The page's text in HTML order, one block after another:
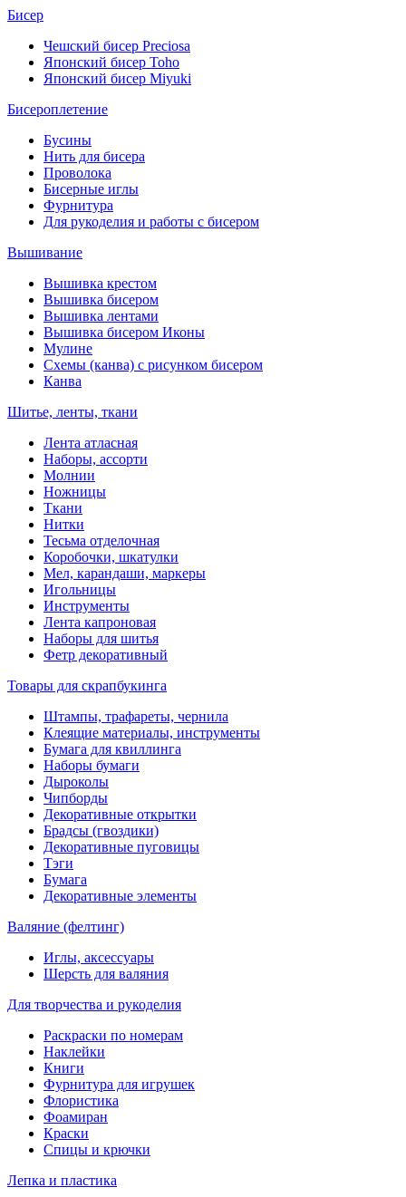
Бисер
Чешский бисер Preciosa
Японский бисер Toho
Японский бисер Miyuki
Бисероплетение
Бусины
Нить для бисера
Проволока
Бисерные иглы
Фурнитура
Для рукоделия и работы с бисером
Вышивание
Вышивка крестом
Вышивка бисером
Вышивка лентами
Вышивка бисером Иконы
Мулине
Схемы (канва) с рисунком бисером
Канва
Шитье, ленты, ткани
Лента атласная
Наборы, ассорти
Молнии
Ножницы
Ткани
Нитки
Тесьма отделочная
Коробочки, шкатулки
Мел, карандаши, маркеры
Игольницы
Инструменты
Лента капроновая
Наборы для шитья
Фетр декоративный
Товары для скрапбукинга
Штампы, трафареты, чернила
Клеящие материалы, инструменты
Бумага для квиллинга
Наборы бумаги
Дыроколы
Чипборды
Декоративные открытки
Брадсы (гвоздики)
Декоративные пуговицы
Тэги
Бумага
Декоративные элементы
Валяние (фелтинг)
Иглы, аксессуары
Шерсть для валяния
Для творчества и рукоделия
Раскраски по номерам
Наклейки
Книги
Фурнитура для игрушек
Флористика
Фоамиран
Краски
Спицы и крючки
Лепка и пластика